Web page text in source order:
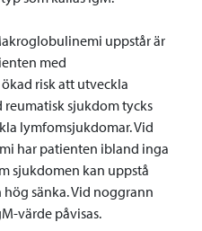
uppstår är
med
risk att utveckla
reumatisk sjukdom tycks
lymfomsjukdomar. Vid
har patienten ibland inga
sjukdomen kan uppstå
sänka. Vid noggrann
värde påvisas.